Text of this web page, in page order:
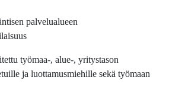
palvelualueen
työmaa-, alue-, yritystason
ja luottamusmiehille sekä työmaan